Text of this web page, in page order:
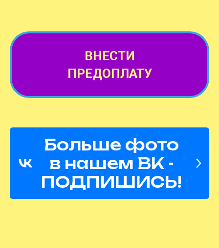
ВНЕСТИ
ПРЕДОПЛАТУ
Больше фото
в нашем ВК -
ПОДПИШИСЬ!